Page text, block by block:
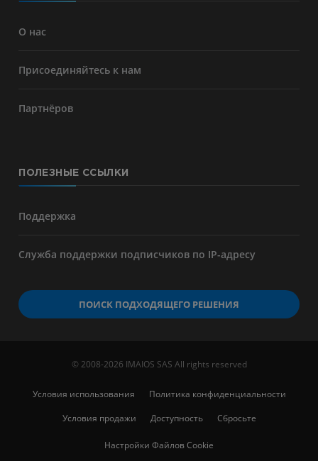
О нас
Присоединяйтесь к нам
Партнёров
ПОЛЕЗНЫЕ ССЫЛКИ
Поддержка
Служба поддержки подписчиков по IP-адресу
ПОИСК ПОДХОДЯЩЕГО РЕШЕНИЯ
© 2008-2026 IMAIOS SAS All rights reserved
Условия использования
Политика конфиденциальности
Условия продажи
Доступность Сбросьте
Настройки Файлов Cookie